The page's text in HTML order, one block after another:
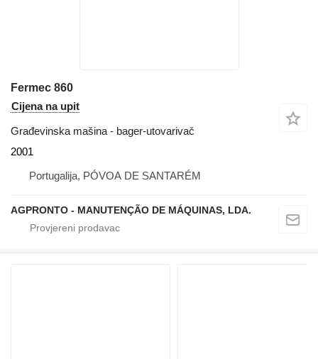
Fermec 860
Cijena na upit
Građevinska mašina - bager-utovarivač
2001
Portugalija, PÓVOA DE SANTARÉM
AGPRONTO - MANUTENÇÃO DE MÁQUINAS, LDA.